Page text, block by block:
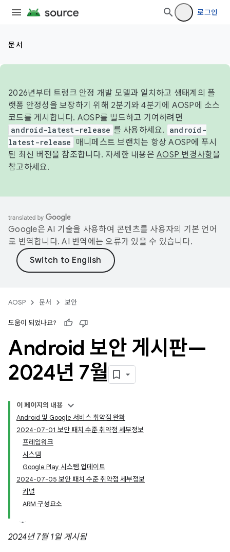
로그인
문서
2026년부터 트렁크 안정 개발 모델과 일치하고 생태계의 플
랫폼 안정성을 보장하기 위해 2분기와 4분기에 AOSP에 소스
코드를 게시합니다. AOSP를 빌드하고 기여하려면
android-latest-release 를 사용하세요.
android-
latest-release
매니페스트 브랜치는 항상 AOSP에 푸시
된 최신 버전을 참조합니다. 자세한 내용은 AOSP 변경사항을
참고하세요.
Google은 AI 기술을 사용하여 콘텐츠를 사용자의 기본 언어
로 번역합니다. AI 번역에는 오류가 있을 수 있습니다.
AOSP 문서 보안
도움이 되었나요?
Android 보안 게시판—
2024년 7월
이 페이지의 내용
Android 및 Google 서비스 취약점 완화
2024-07-01 보안 패치 수준 취약점 세부정보
프레임워크
시스템
Google Play 시스템 업데이트
2024-07-05 보안 패치 수준 취약점 세부정보
커널
ARM 구성요소
2024년 7월 1일 게시됨